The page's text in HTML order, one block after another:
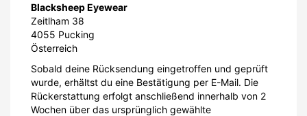
Blacksheep Eyewear
Zeitlham 38
4055 Pucking
Österreich
Sobald deine Rücksendung eingetroffen und geprüft
wurde, erhältst du eine Bestätigung per E-Mail. Die
Rückerstattung erfolgt anschließend innerhalb von 2
Wochen über das ursprünglich gewählte